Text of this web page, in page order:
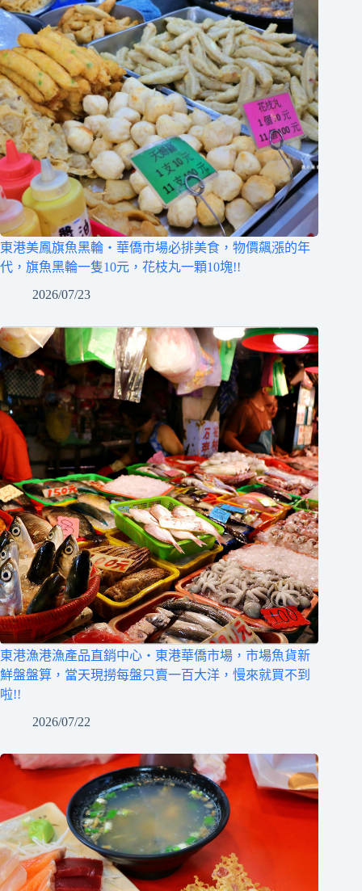
東港美鳳旗魚黑輪‧華僑市場必排美食，物價飆漲的年
代，旗魚黑輪一隻10元，花枝丸一顆10塊!!
2026/07/23
東港漁港漁產品直銷中心‧東港華僑市場，市場魚貨新
鮮盤盤算，當天現撈每盤只賣一百大洋，慢來就買不到
啦!!
2026/07/22